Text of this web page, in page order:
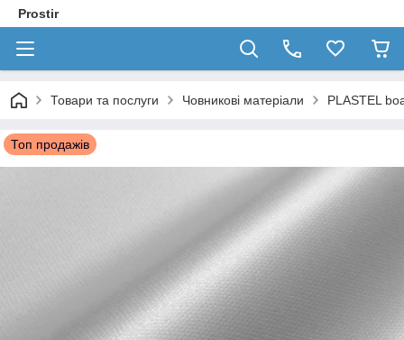
Prostir
Товари та послуги Човникові матеріали PLASTEL
Топ продажів